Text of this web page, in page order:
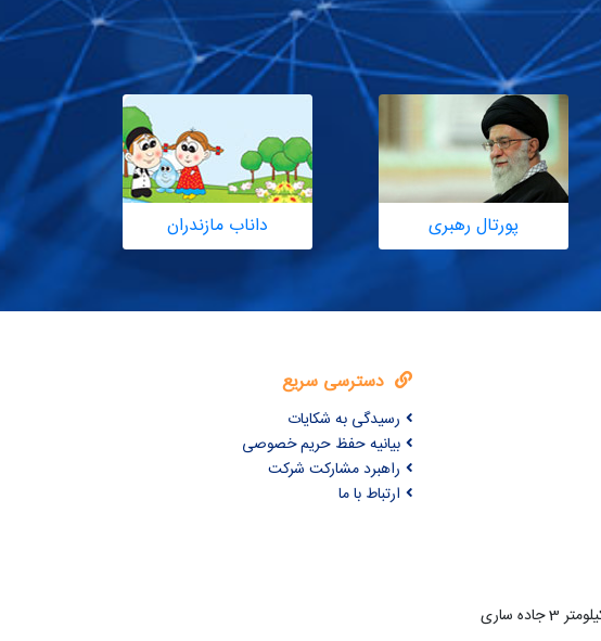
پورتال رهبری داناب مازندران
دسترسی سریع
رسیدگی به شکایات
بیانیه حفظ حریم خصوصی
راهبرد مشارکت شرکت
ارتباط با ما
آدرس : مازندران - کیلومتر 3 جاده ساری